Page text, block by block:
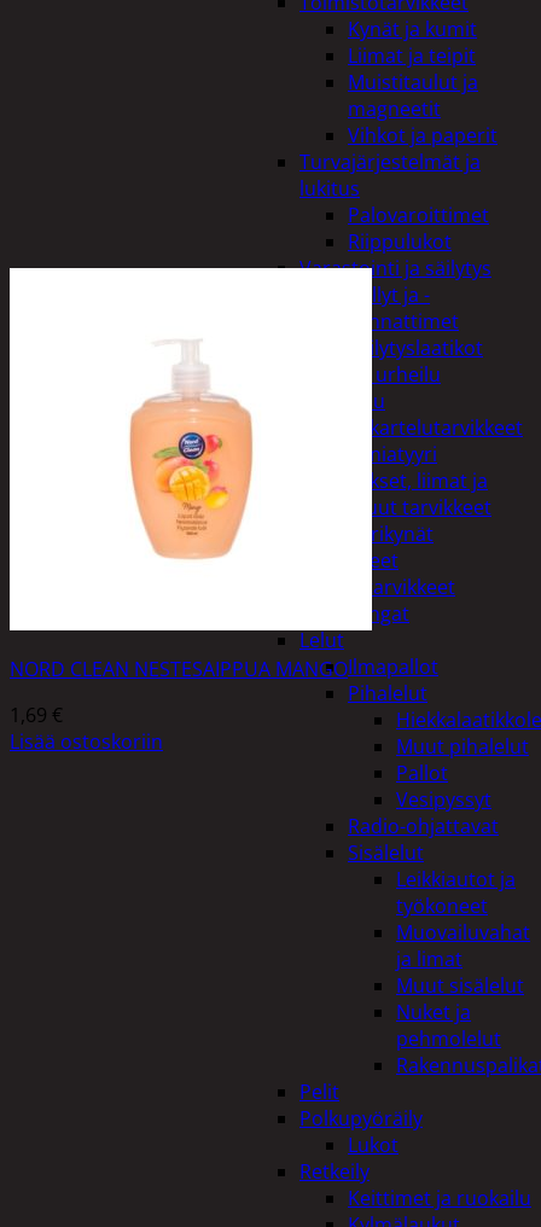
Kynät ja kumit
Liimat ja teipit
Muistitaulut ja
magneetit
Vihkot ja paperit
Turvajärjestelmät ja
lukitus
Palovaroittimet
Riippulukot
Varastointi ja säilytys
Hyllyt ja -
kannattimet
Säilytyslaatikot
Vapaa-aika ja urheilu
Askartelu
Askartelutarvikkeet
Miniatyyri
Sakset, liimat ja
muut tarvikkeet
Värikynät
Harrasteet
Käsityötarvikkeet
Langat
Lelut
Ilmapallot
Pihalelut
Muut pihalelut
Pallot
Vesipyssyt
Radio-ohjattavat
Sisälelut
Leikkiautot ja
työkoneet
Muovailuvahat
ja limat
Muut sisälelut
Nuket ja
pehmolelut
Pelit
Polkupyöräily
Lukot
Retkeily
Keittimet ja ruokailu
NORD CLEAN NESTESAIPPUA MANGO
1,69 €
Lisää ostoskoriin